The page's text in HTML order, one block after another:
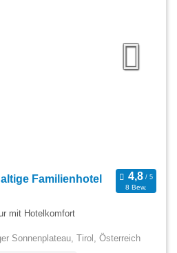
Familienhotel
8 Bew.
mit Hotelkomfort
Sonnenplateau, Tirol, Österreich